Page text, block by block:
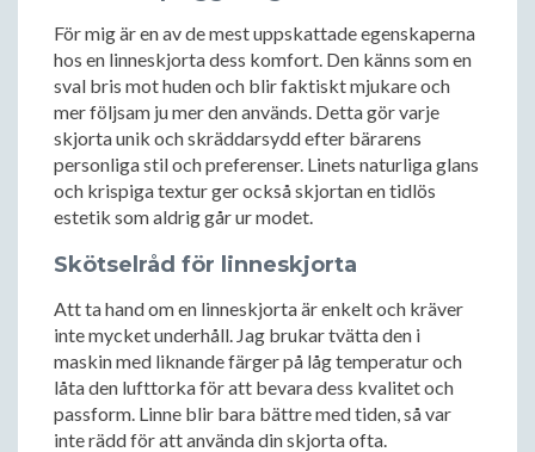
För mig är en av de mest uppskattade egenskaperna
hos en linneskjorta dess komfort. Den känns som en
sval bris mot huden och blir faktiskt mjukare och
mer följsam ju mer den används. Detta gör varje
skjorta unik och skräddarsydd efter bärarens
personliga stil och preferenser. Linets naturliga glans
och krispiga textur ger också skjortan en tidlös
estetik som aldrig går ur modet.
Skötselråd för linneskjorta
Att ta hand om en linneskjorta är enkelt och kräver
inte mycket underhåll. Jag brukar tvätta den i
maskin med liknande färger på låg temperatur och
låta den lufttorka för att bevara dess kvalitet och
passform. Linne blir bara bättre med tiden, så var
inte rädd för att använda din skjorta ofta.